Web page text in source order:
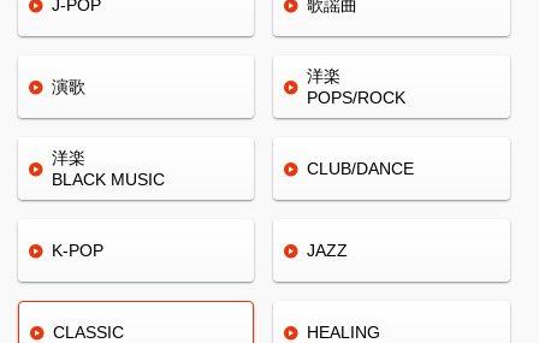
J-POP 歌謡曲
演歌
洋楽
POPS/ROCK
洋楽
BLACK MUSIC
CLUB/DANCE
K-POP JAZZ
CLASSIC HEALING